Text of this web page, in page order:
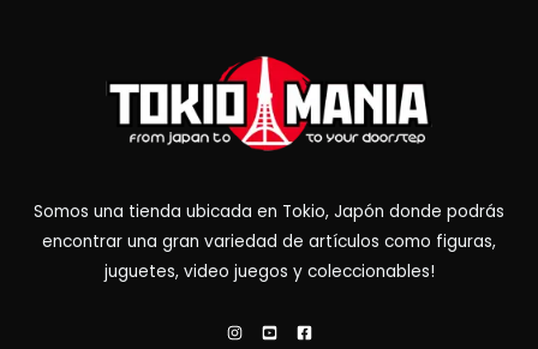
Somos una tienda ubicada en Tokio, Japón donde podrás
encontrar una gran variedad de artículos como figuras,
juguetes, video juegos y coleccionables!